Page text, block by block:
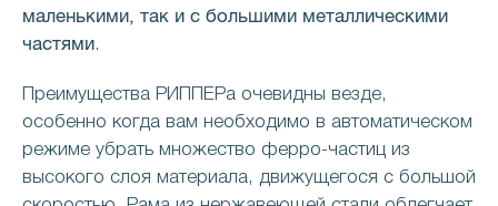
маленькими, так и с большими металлическими
частями.
Преимущества РИППЕРа очевидны везде,
особенно когда вам необходимо в автоматическом
режиме убрать множество ферро-частиц из
высокого слоя материала, движущегося с большой